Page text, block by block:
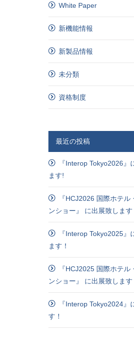
White Paper
新機能情報
新製品情報
未分類
資格制度
最近の投稿
『Interop Tokyo2026』
ます!
『HCJ2026 国際ホテル
ンショー』 に出展致します
『Interop Tokyo2025』
ます！
『HCJ2025 国際ホテル
ンショー』 に出展致します
『Interop Tokyo2024』
す！